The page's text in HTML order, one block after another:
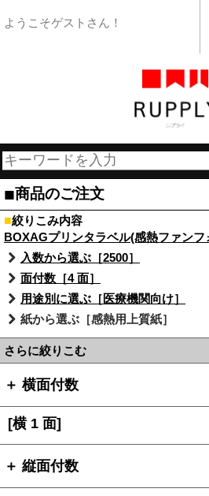
ようこそゲストさん！
■商品のご注文
■絞りこみ内容
BOXAGプリンタラベル(感熱ファンフ
入数から選ぶ［2500］
面付数［4 面］
用途別に選ぶ［医療機関向け］
紙から選ぶ［感熱用上質紙］
さらに絞りこむ
＋ 横面付数
[横 1 面]
＋ 縦面付数